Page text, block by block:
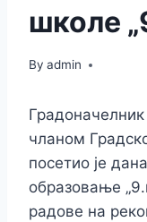
школе
By admin
чланом
посетио је
образовање
радове на